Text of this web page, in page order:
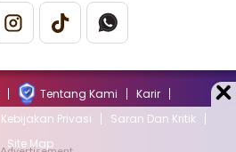
Tentang Kami
Karir
Kebijakan Privasi
Saran Dan Kritik
Site Map